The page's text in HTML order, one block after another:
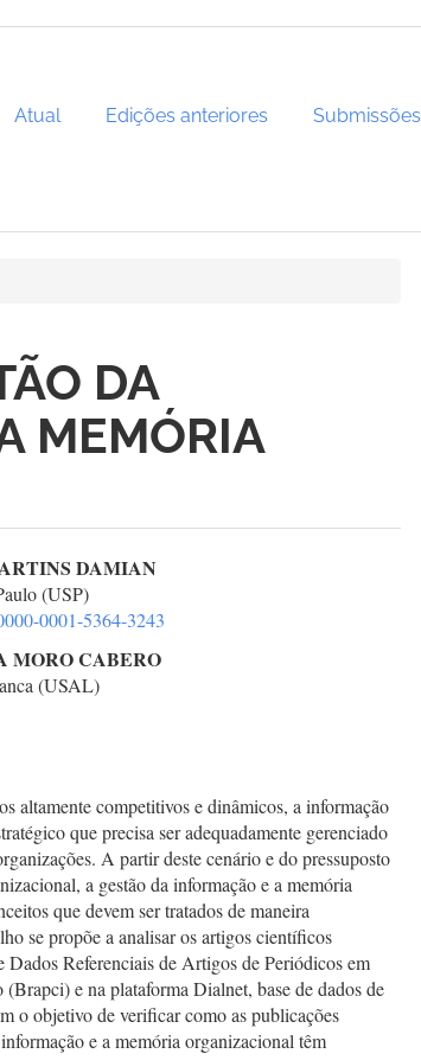
Atual Edições anteriores Submissões
DA
MEMÓRIA
DAMIAN
(USP)
0001-5364-3243
CABERO
(USAL)
altamente competitivos e dinâmicos, a informação
que precisa ser adequadamente gerenciado
A partir deste cenário e do pressuposto
a gestão da informação e a memória
que devem ser tratados de maneira
se propõe a analisar os artigos científicos
Dados Referenciais de Artigos de Periódicos em
e na plataforma Dialnet, base de dados de
o objetivo de verificar como as publicações
e a memória organizacional têm